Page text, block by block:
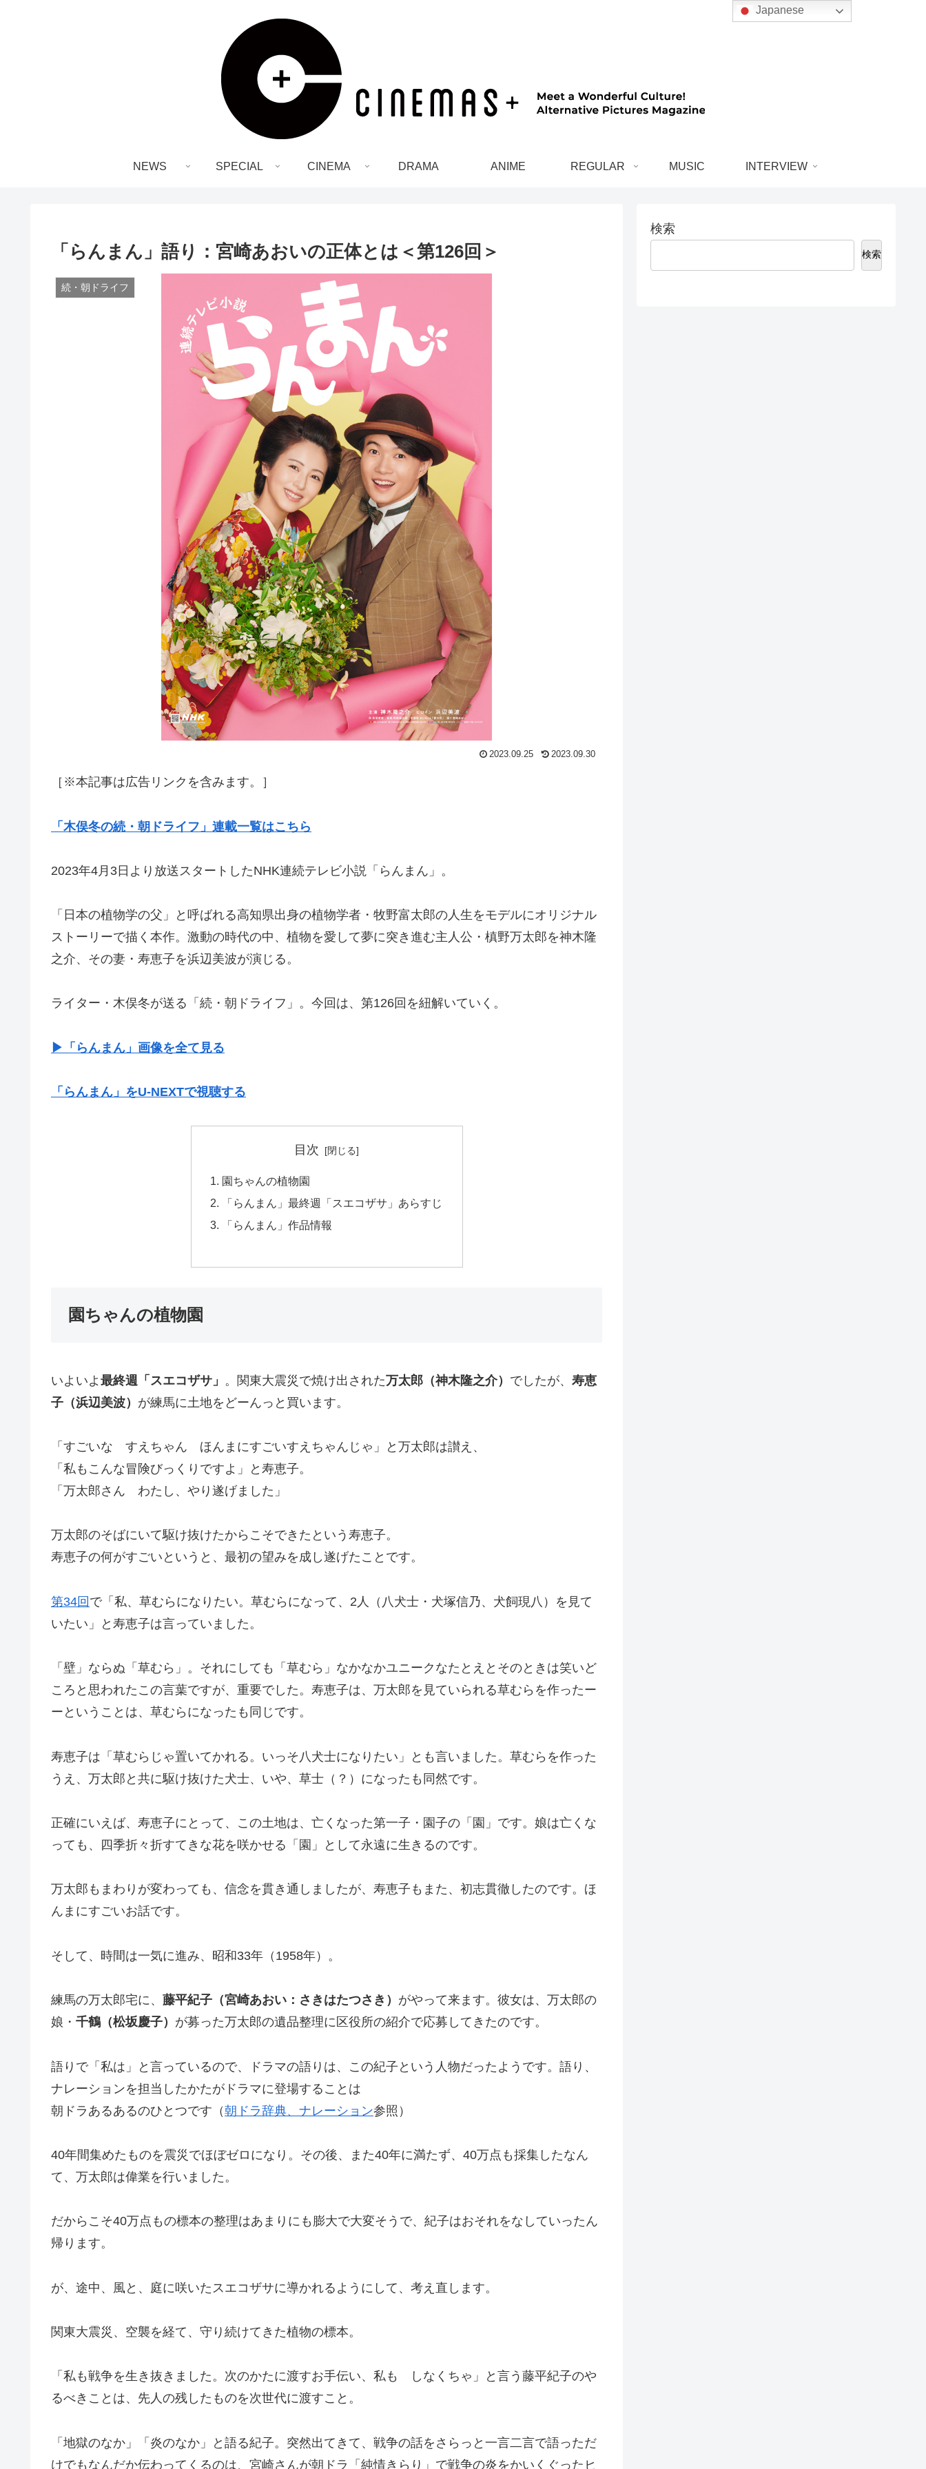
NEWS SPECIAL CINEMA DRAMA ANIME REGULAR MUSIC INTERVIEW
「らんまん」語り：宮崎あおいの正体とは＜第126回＞
続・朝ドライフ
2023.09.25 2023.09.30
［※本記事は広告リンクを含みます。］
「木俣冬の続・朝ドライフ」連載一覧はこちら
2023年4月3日より放送スタートしたNHK連続テレビ小説「らんまん」。
「日本の植物学の父」と呼ばれる高知県出身の植物学者・牧野富太郎の人生をモデルにオリジナル
ストーリーで描く本作。激動の時代の中、植物を愛して夢に突き進む主人公・槙野万太郎を神木隆
之介、その妻・寿恵子を浜辺美波が演じる。
ライター・木俣冬が送る「続・朝ドライフ」。今回は、第126回を紐解いていく。
▶︎「らんまん」画像を全て見る
「らんまん」をU-NEXTで視聴する
目次
園ちゃんの植物園
「らんまん」最終週「スエコザサ」あらすじ
「らんまん」作品情報
園ちゃんの植物園
いよいよ 最終週「スエコザサ」 。関東大震災で焼け出された万太郎（神木隆之介） でしたが、 寿恵
子（浜辺美波） が練馬に土地をどーんっと買います。
「すごいな すえちゃん ほんまにすごいすえちゃんじゃ」と万太郎は讃え、
「私もこんな冒険びっくりですよ」と寿恵子。
「万太郎さん わたし、やり遂げました」
万太郎のそばにいて駆け抜けたからこそできたという寿恵子。
寿恵子の何がすごいというと、最初の望みを成し遂げたことです。
第34回 で「私、草むらになりたい。草むらになって、2人（八犬士・犬塚信乃、犬飼現八）を見て
いたい」と寿恵子は言っていました。
「壁」ならぬ「草むら」。それにしても「草むら」なかなかユニークなたとえとそのときは笑いど
ころと思われたこの言葉ですが、重要でした。寿恵子は、万太郎を見ていられる草むらを作ったー
ーということは、草むらになったも同じです。
寿恵子は「草むらじゃ置いてかれる。いっそ八犬士になりたい」とも言いました。草むらを作った
うえ、万太郎と共に駆け抜けた犬士、いや、草士（？）になったも同然です。
正確にいえば、寿恵子にとって、この土地は、亡くなった第一子・園子の「園」です。娘は亡くな
っても、四季折々折すてきな花を咲かせる「園」として永遠に生きるのです。
万太郎もまわりが変わっても、信念を貫き通しましたが、寿恵子もまた、初志貫徹したのです。ほ
んまにすごいお話です。
そして、時間は一気に進み、昭和33年（1958年）。
練馬の万太郎宅に、 藤平紀子（宮崎あおい：さきはたつさき） がやって来ます。彼女は、万太郎の
娘・ 千鶴（松坂慶子） が募った万太郎の遺品整理に区役所の紹介で応募してきたのです。
語りで「私は」と言っているので、ドラマの語りは、この紀子という人物だったようです。語り、
ナレーションを担当したかたがドラマに登場することは
朝ドラあるあるのひとつです（朝ドラ辞典、ナレーション参照）
40年間集めたものを震災でほぼゼロになり。その後、また40年に満たず、40万点も採集したなん
て、万太郎は偉業を行いました。
だからこそ40万点もの標本の整理はあまりにも膨大で大変そうで、紀子はおそれをなしていったん
帰ります。
が、途中、風と、庭に咲いたスエコザサに導かれるようにして、考え直します。
関東大震災、空襲を経て、守り続けてきた植物の標本。
「私も戦争を生き抜きました。次のかたに渡すお手伝い、私も しなくちゃ」と言う藤平紀子のや
るべきことは、先人の残したものを次世代に渡すこと。
「地獄のなか」「炎のなか」と語る紀子。突然出てきて、戦争の話をさらっと一言二言で語っただ
けでもなんだか伝わってくるのは、宮崎さんが朝ドラ「純情きらり」で戦争の炎をかいくぐったヒ
検索
検索
Japanese